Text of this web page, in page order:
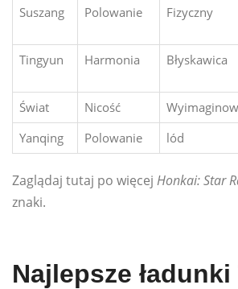
Suszang Polowanie Fizyczny
Tingyun
Harmonia Błyskawica
Świat
Nicość
Yanqing
Polowanie lód
Zaglądaj tutaj po więcej Honkai: Star
znaki.
Najlepsze